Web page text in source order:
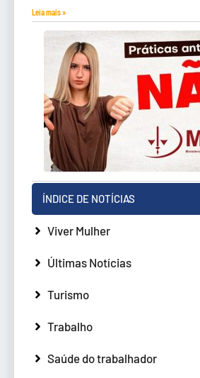
Leia mais »
ÍNDICE DE NOTÍCIAS
Viver Mulher
Últimas Notícias
Turismo
Trabalho
Saúde do trabalhador